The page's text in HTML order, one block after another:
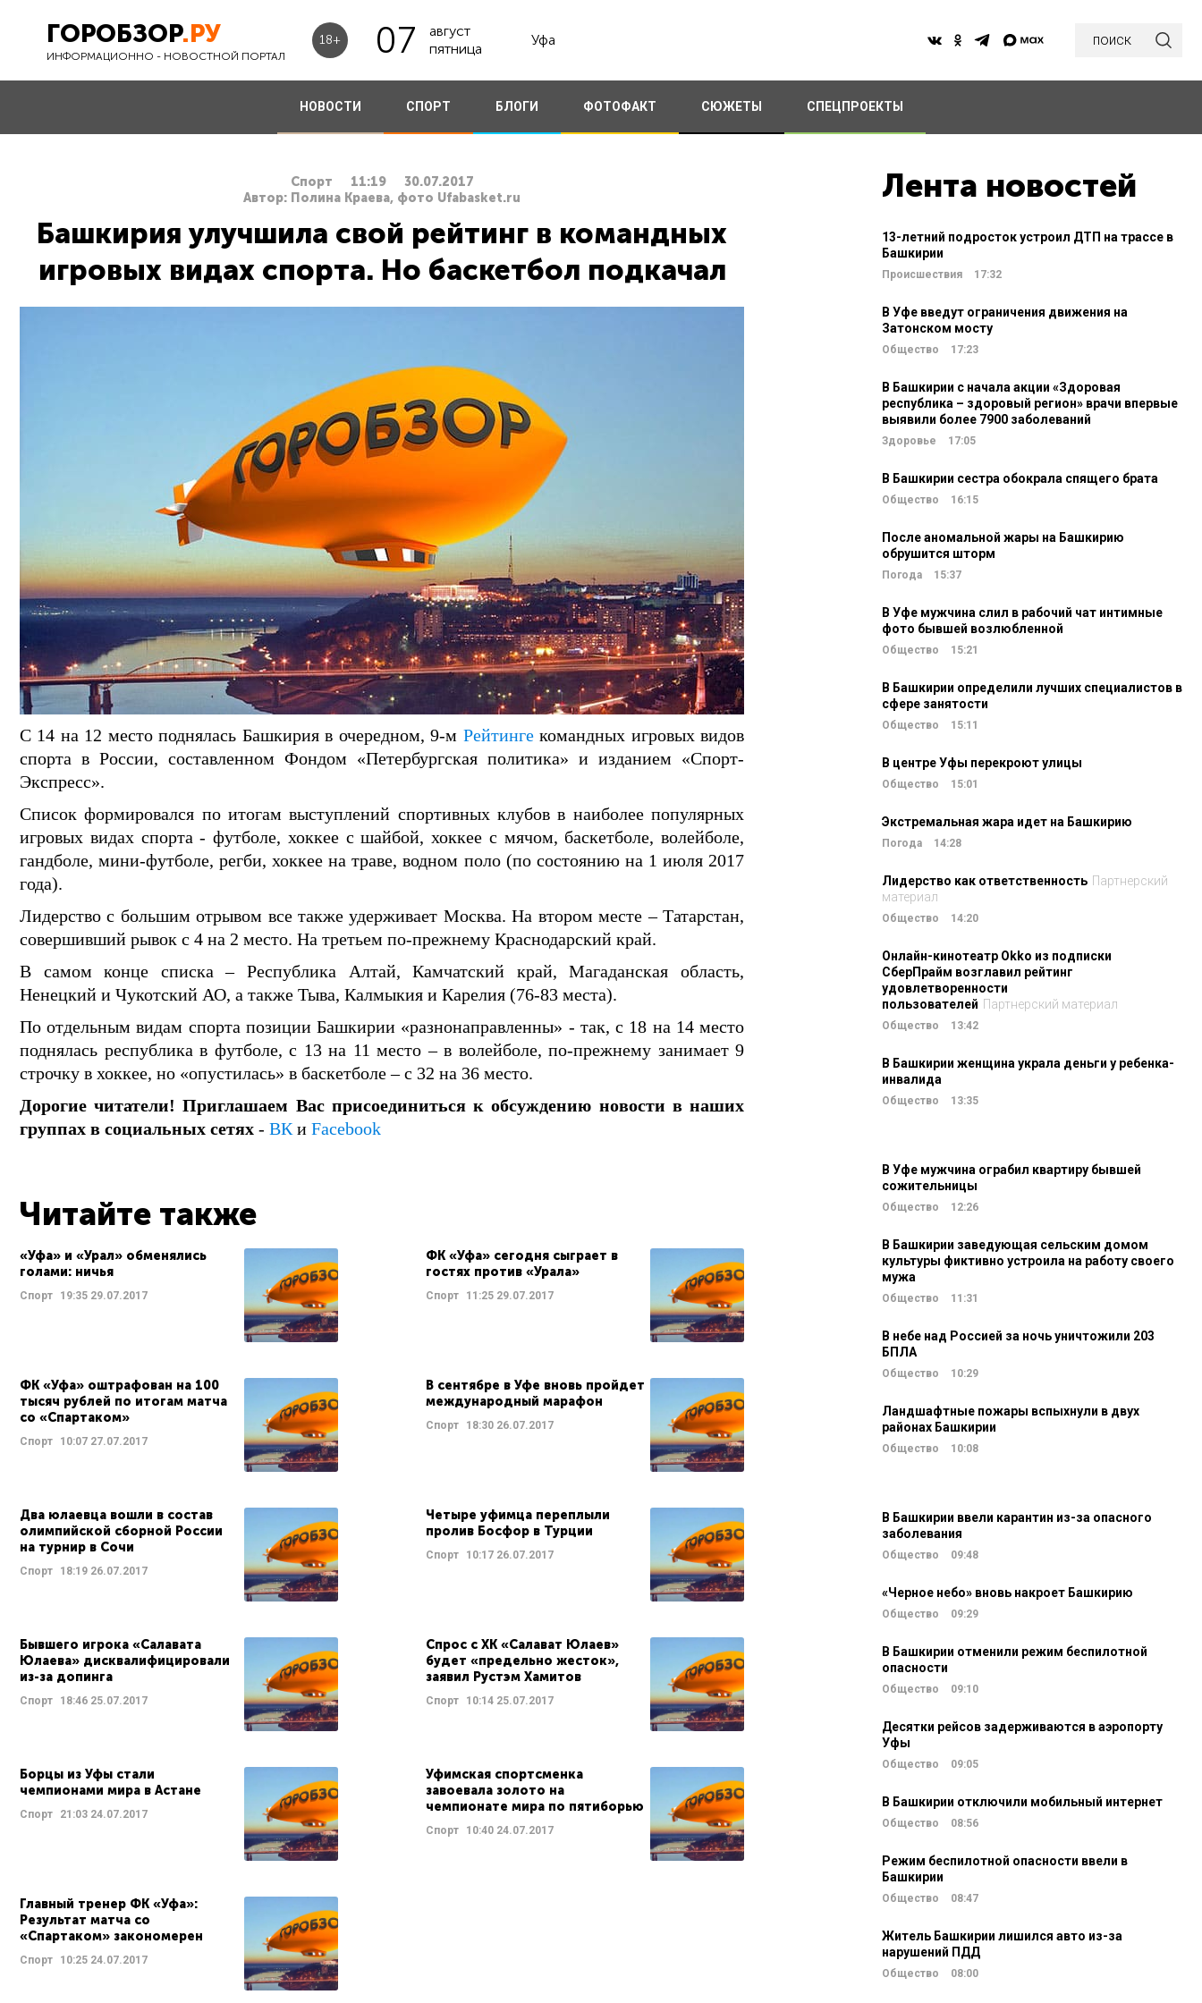
ГОРОБЗОР.РУ
ИНФОРМАЦИОННО - НОВОСТНОЙ ПОРТАЛ
18+ 07
август
пятница
Уфа поиск
НОВОСТИ СПОРТ БЛОГИ ФОТОФАКТ СЮЖЕТЫ СПЕЦПРОЕКТЫ
Спорт 11:19
30.07.2017
Автор: Полина Краева, фото Ufabasket.ru
Башкирия улучшила свой рейтинг в командных
игровых видах спорта. Но баскетбол подкачал
С 14 на 12 место поднялась Башкирия в очередном, 9-м Рейтингекомандных игровых видов
спорта в России, составленном Фондом «Петербургская политика» и изданием «Спорт-
Экспресс».
Список формировался по итогам выступлений спортивных клубов в наиболее популярных
игровых видах спорта - футболе, хоккее с шайбой, хоккее с мячом, баскетболе, волейболе,
гандболе, мини-футболе, регби, хоккее на траве, водном поло (по состоянию на 1 июля 2017
года).
Лидерство с большим отрывом все также удерживает Москва. На втором месте – Татарстан,
совершивший рывок с 4 на 2 место. На третьем по-прежнему Краснодарский край.
В самом конце списка – Республика Алтай, Камчатский край, Магаданская область,
Ненецкий и Чукотский АО, а также Тыва, Калмыкия и Карелия (76-83 места).
По отдельным видам спорта позиции Башкирии «разнонаправленны» - так, с 18 на 14 место
поднялась республика в футболе, с 13 на 11 место – в волейболе, по-прежнему занимает 9
строчку в хоккее, но «опустилась» в баскетболе – с 32 на 36 место.
Дорогие читатели! Приглашаем Вас присоединиться к обсуждению новости в наших
группах в социальных сетях - ВК и Facebook
Читайте также
«Уфа» и «Урал» обменялись
голами: ничья
Спорт 19:35 29.07.2017
ФК «Уфа» сегодня сыграет в
гостях против «Урала»
Спорт 11:2529.07.2017
ФК «Уфа» оштрафован на 100
тысяч рублей по итогам матча
со «Спартаком»
Спорт 10:07 27.07.2017
В сентябре в Уфе вновь пройдет
международный марафон
Спорт 18:3026.07.2017
Два юлаевца вошли в состав
олимпийской сборной России
на турнир в Сочи
Спорт 18:19 26.07.2017
Четыре уфимца переплыли
пролив Босфор в Турции
Спорт 10:1726.07.2017
Бывшего игрока «Салавата
Юлаева» дисквалифицировали
из-за допинга
Спорт 18:46 25.07.2017
Спрос с ХК «Салават Юлаев»
будет «предельно жесток»,
заявил Рустэм Хамитов
Спорт 10:1425.07.2017
Борцы из Уфы стали
чемпионами мира в Астане
Спорт 21:03 24.07.2017
Уфимская спортсменка
завоевала золото на
чемпионате мира по пятиборью
Спорт 10:4024.07.2017
Главный тренер ФК «Уфа»:
Результат матча со
«Спартаком» закономерен
Спорт 10:25 24.07.2017
Лента новостей
13-летний подросток устроил ДТП на трассе в
Башкирии
Происшествия 17:32
В Уфе введут ограничения движения на
Затонском мосту
Общество 17:23
В Башкирии с начала акции «Здоровая
республика – здоровый регион» врачи впервые
выявили более 7900 заболеваний
Здоровье 17:05
В Башкирии сестра обокрала спящего брата
Общество 16:15
После аномальной жары на Башкирию
обрушится шторм
Погода 15:37
В Уфе мужчина слил в рабочий чат интимные
фото бывшей возлюбленной
Общество 15:21
В Башкирии определили лучших специалистов в
сфере занятости
Общество 15:11
В центре Уфы перекроют улицы
Общество 15:01
Экстремальная жара идет на Башкирию
Погода 14:28
Лидерство как ответственность Партнерский
материал
Общество 14:20
Онлайн-кинотеатр Okko из подписки
СберПрайм возглавил рейтинг
удовлетворенности
пользователей Партнерский материал
Общество 13:42
В Башкирии женщина украла деньги у ребенка-
инвалида
Общество 13:35
В Уфе мужчина ограбил квартиру бывшей
сожительницы
Общество 12:26
В Башкирии заведующая сельским домом
культуры фиктивно устроила на работу своего
мужа
Общество 11:31
В небе над Россией за ночь уничтожили 203
БПЛА
Общество 10:29
Ландшафтные пожары вспыхнули в двух
районах Башкирии
Общество 10:08
В Башкирии ввели карантин из-за опасного
заболевания
Общество 09:48
«Черное небо» вновь накроет Башкирию
Общество 09:29
В Башкирии отменили режим беспилотной
опасности
Общество 09:10
Десятки рейсов задерживаются в аэропорту
Уфы
Общество 09:05
В Башкирии отключили мобильный интернет
Общество 08:56
Режим беспилотной опасности ввели в
Башкирии
Общество 08:47
Житель Башкирии лишился авто из-за
нарушений ПДД
Общество 08:00